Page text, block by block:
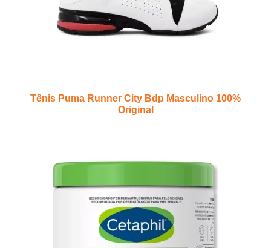
Tênis Puma Runner City Bdp Masculino 100%
Original